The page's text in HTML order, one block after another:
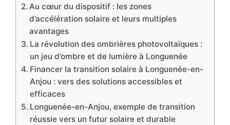
Au cœur du dispositif : les zones
d’accélération solaire et leurs multiples
avantages
La révolution des ombrières photovoltaïques :
un jeu d’ombre et de lumière à Longuenée
Financer la transition solaire à Longuenée-en-
Anjou : vers des solutions accessibles et
efficaces
Longuenée-en-Anjou, exemple de transition
réussie vers un futur solaire et durable